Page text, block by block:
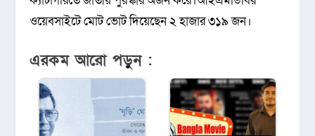
ওয়েবসাইটে মোট ভোট দিয়েছেন ২ হাজার ৩১৯ জন।
এরকম আরো পড়ুন :